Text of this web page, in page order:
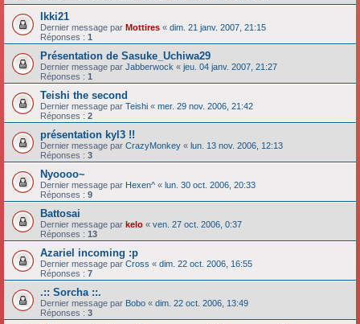
Ikki21
Dernier message par Mottires « dim. 21 janv. 2007, 21:15
Réponses : 1
Présentation de Sasuke_Uchiwa29
Dernier message par Jabberwock « jeu. 04 janv. 2007, 21:27
Réponses : 1
Teishi the second
Dernier message par Teishi « mer. 29 nov. 2006, 21:42
Réponses : 2
présentation kyl3 !!
Dernier message par CrazyMonkey « lun. 13 nov. 2006, 12:13
Réponses : 3
Nyoooo~
Dernier message par Hexen^ « lun. 30 oct. 2006, 20:33
Réponses : 9
Battosai
Dernier message par kelo « ven. 27 oct. 2006, 0:37
Réponses : 13
Azariel incoming :p
Dernier message par Cross « dim. 22 oct. 2006, 16:55
Réponses : 7
.:: Sorcha ::.
Dernier message par Bobo « dim. 22 oct. 2006, 13:49
Réponses : 3